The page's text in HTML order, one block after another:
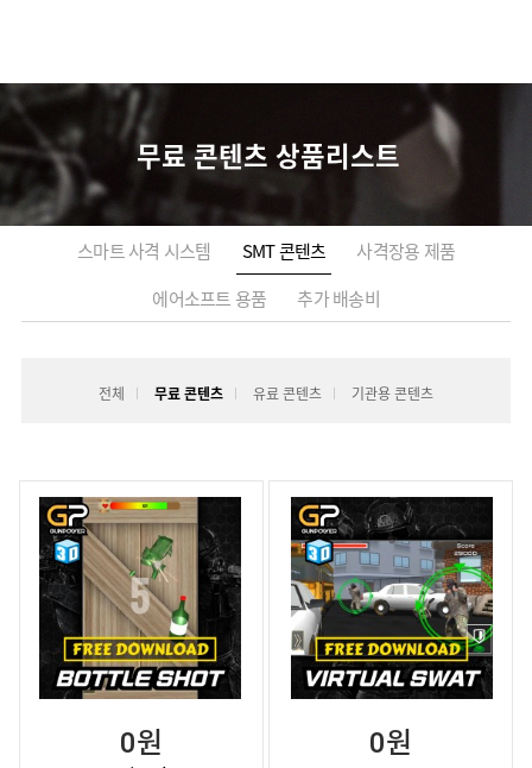
무료 콘텐츠 상품리스트
스마트 사격 시스템 SMT 콘텐츠
사격장용 제품
에어소프트 용품
추가 배송비
전체 무료 콘텐츠 유료 콘텐츠 기관용 콘텐츠
0원 0원